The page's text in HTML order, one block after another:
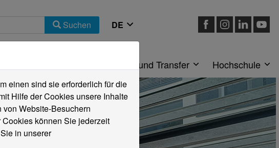
Suchen
Forschung und Transfer Hochschule
einen sind sie erforderlich für die
Hilfe der Cookies unsere Inhalte
Website-Besuchern
können Sie jederzeit
in unserer